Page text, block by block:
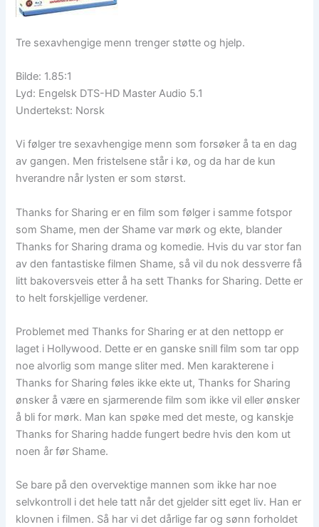
Tre sexavhengige menn trenger støtte og hjelp.
Bilde: 1.85:1
Lyd: Engelsk DTS-HD Master Audio 5.1
Undertekst: Norsk
Vi følger tre sexavhengige menn som forsøker å ta en dag
av gangen. Men fristelsene står i kø, og da har de kun
hverandre når lysten er som størst.
Thanks for Sharing er en film som følger i samme fotspor
som Shame, men der Shame var mørk og ekte, blander
Thanks for Sharing drama og komedie. Hvis du var stor fan
av den fantastiske filmen Shame, så vil du nok dessverre få
litt bakoversveis etter å ha sett Thanks for Sharing. Dette er
to helt forskjellige verdener.
Problemet med Thanks for Sharing er at den nettopp er
laget i Hollywood. Dette er en ganske snill film som tar opp
noe alvorlig som mange sliter med. Men karakterene i
Thanks for Sharing føles ikke ekte ut, Thanks for Sharing
ønsker å være en sjarmerende film som ikke vil eller ønsker
å bli for mørk. Man kan spøke med det meste, og kanskje
Thanks for Sharing hadde fungert bedre hvis den kom ut
noen år før Shame.
Se bare på den overvektige mannen som ikke har noe
selvkontroll i det hele tatt når det gjelder sitt eget liv. Han er
klovnen i filmen. Så har vi det dårlige far og sønn forholdet